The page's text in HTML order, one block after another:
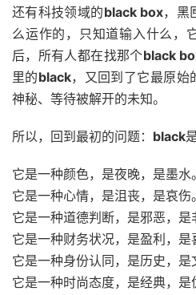
还有科技领域的black box，黑
么运作的，只知道输入什么，
后，所有人都在找那个black
里的black，又回到了它最原
神秘、等待被解开的未知。
所以，回到最初的问题： black
它是一种颜色，是夜晚，是墨水。
它是一种心情，是沮丧，是哀伤。
它是一种道德判断，是邪恶，是
它是一种财务状况，是盈利，是
它是一种身份认同，是历史，是
它是一种时尚态度，是经典，是